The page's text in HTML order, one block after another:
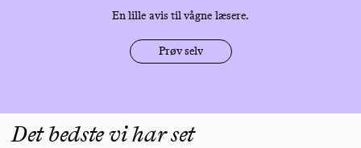
En lille avis til vågne læsere.
Prøv selv
Det bedste vi har set